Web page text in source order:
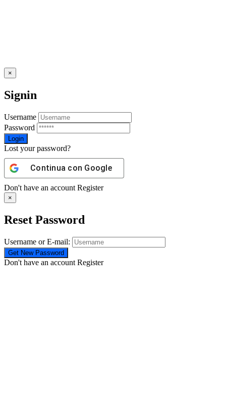
×
Signin
Username
Password
Lost your password?
Continua con Google
Don't have an account Register
×
Reset Password
Username or E-mail:
Don't have an account Register